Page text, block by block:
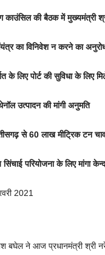
काउंसिल की बैठक में मुख्यमंत्री
का विनिवेश न करने का
के लिए पोर्ट की सुविधा के लिए
उत्पादन की मांगी अनुमति
से 60 लाख मीट्रिक टन
सिंचाई परियोजना के लिए मांगा
2021
बघेल ने आज प्रधानमंत्री श्री